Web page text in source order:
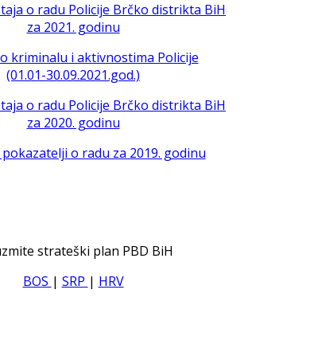
o radu Policije Brčko distrikta BiH
za 2021. godinu
kriminalu i aktivnostima Policije
(01.01-30.09.2021.god.)
o radu Policije Brčko distrikta BiH
za 2020. godinu
o radu za 2019. godinu
strateški plan PBD BiH
BOS | SRP | HRV